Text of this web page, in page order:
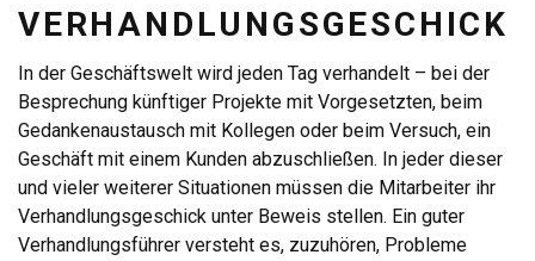
VERHANDLUNGSGESCHICK
In der Geschäftswelt wird jeden Tag verhandelt – bei der
Besprechung künftiger Projekte mit Vorgesetzten, beim
Gedankenaustausch mit Kollegen oder beim Versuch, ein
Geschäft mit einem Kunden abzuschließen. In jeder dieser
und vieler weiterer Situationen müssen die Mitarbeiter ihr
Verhandlungsgeschick unter Beweis stellen. Ein guter
Verhandlungsführer versteht es, zuzuhören, Probleme